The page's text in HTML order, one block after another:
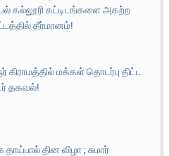
கல்லூரி கட்டிடங்களை அகற்ற
தீர்மானம்!
கிராமத்தில் மக்கள் தொடர்பு திட்ட
தகவல்!
தின விழா ; சுமார்